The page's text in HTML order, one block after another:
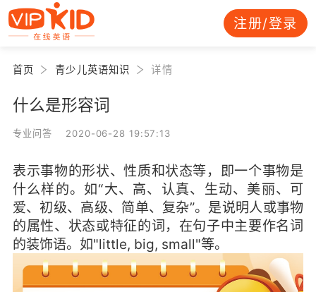
注册/登录
首页 青少儿英语知识 详情
什么是形容词
专业问答 2020-06-28 19:57:13
表示事物的形状、性质和状态等，即一个事物是
什么样的。如“大、高、认真、生动、美丽、可
爱、初级、高级、简单、复杂”。是说明人或事物
的属性、状态或特征的词，在句子中主要作名词
的装饰语。如"little, big, small"等。